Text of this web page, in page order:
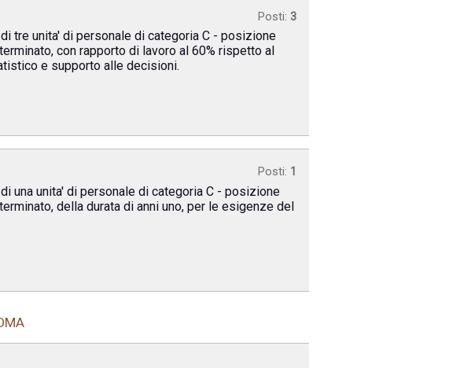
Posti: 3
tre unita' di personale di categoria C - posizione
con rapporto di lavoro al 60% rispetto al
e supporto alle decisioni.
Posti: 1
una unita' di personale di categoria C - posizione
della durata di anni uno, per le esigenze del